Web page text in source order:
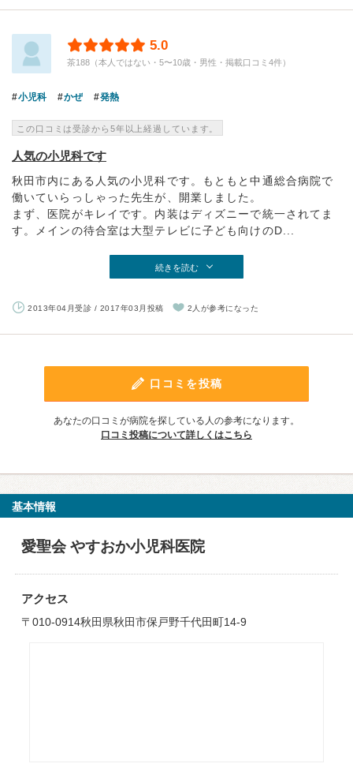
5.0
茶188（本人ではない・5〜10歳・男性・掲載口コミ4件）
小児科 かぜ 発熱
この口コミは受診から5年以上経過しています。
人気の小児科です
秋田市内にある人気の小児科です。もともと中通総合病院で
働いていらっしゃった先生が、開業しました。
まず、医院がキレイです。内装はディズニーで統一されてま
す。メインの待合室は大型テレビに子ども向けのD...
続きを読む
2013年04月受診 / 2017年03月投稿 2人が参考になった
口コミを投稿
あなたの口コミが病院を探している人の参考になります。
口コミ投稿について詳しくはこちら
基本情報
愛聖会 やすおか小児科医院
アクセス
〒010-0914秋田県秋田市保戸野千代田町14-9